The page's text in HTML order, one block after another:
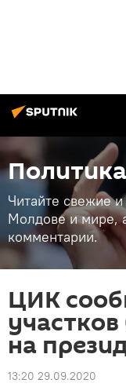
Политика
Читайте свежие
Молдове и мире,
комментарии.
ЦИК
на
13:20 29.09.2020